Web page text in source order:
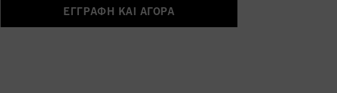
ΕΓΓΡΑΦΉ ΚΑΙ ΑΓΟΡΆ